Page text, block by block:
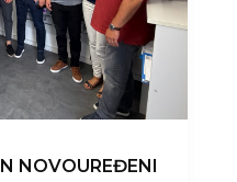
NOVOUREĐENI